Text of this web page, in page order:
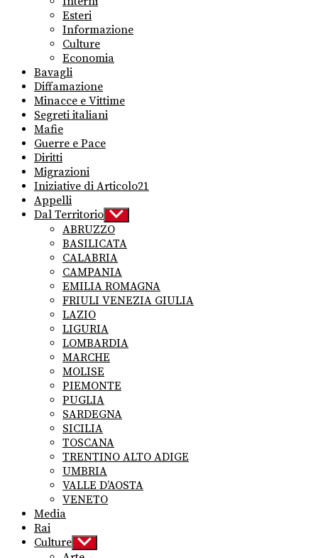
Esteri
Informazione
Culture
Economia
Bavagli
Diffamazione
Minacce e Vittime
Segreti italiani
Mafie
Guerre e Pace
Diritti
Migrazioni
Iniziative di Articolo21
Appelli
Dal Territorio Show
sub
menu
ABRUZZO
BASILICATA
CALABRIA
CAMPANIA
EMILIA ROMAGNA
FRIULI VENEZIA GIULIA
LAZIO
LIGURIA
LOMBARDIA
MARCHE
MOLISE
PIEMONTE
PUGLIA
SARDEGNA
SICILIA
TOSCANA
TRENTINO ALTO ADIGE
UMBRIA
VALLE D’AOSTA
VENETO
Media
Rai
Culture Show
sub